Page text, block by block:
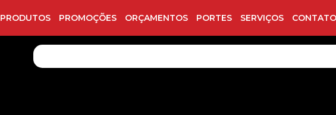
PRODUTOS PROMOÇÕES ORÇAMENTOS PORTES SERVIÇOS